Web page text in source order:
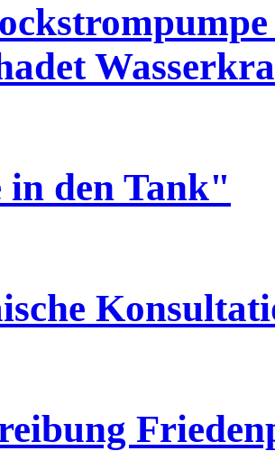
in den Tank"